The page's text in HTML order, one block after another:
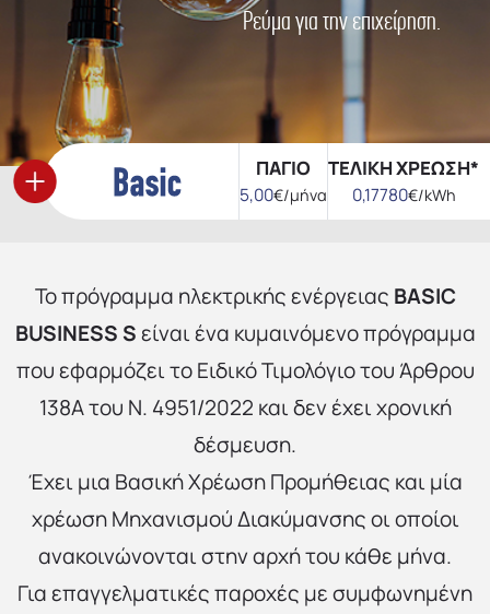
Ρεύμα για την επιχείρηση.
ΠΑΓΙΟ
5,00€/μήνα
ΤΕΛΙΚΗ ΧΡΕΩΣΗ*
0,17780€/kWh
Το πρόγραμμα ηλεκτρικής ενέργειας BASIC
ΒUSINESS Sείναι ένα κυμαινόμενο πρόγραμμα
που εφαρμόζει το Ειδικό Τιμολόγιο του Άρθρου
138A του Ν. 4951/2022 και δεν έχει χρονική
δέσμευση.
Έχει μια Βασική Χρέωση Προμήθειας και μία
χρέωση Μηχανισμού Διακύμανσης οι οποίοι
ανακοινώνονται στην αρχή του κάθε μήνα.
Για επαγγελματικές παροχές με συμφωνημένη